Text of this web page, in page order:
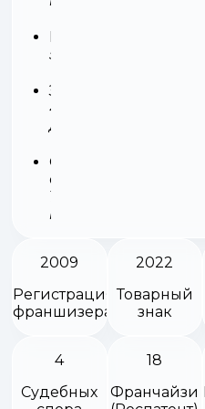
5%
Запуск
45
деней
Окупаемость
от
14
месяцев
2009
Регистрация
франшизера
2022
Товарный
знак
4
Судебных
18
Франчайзи